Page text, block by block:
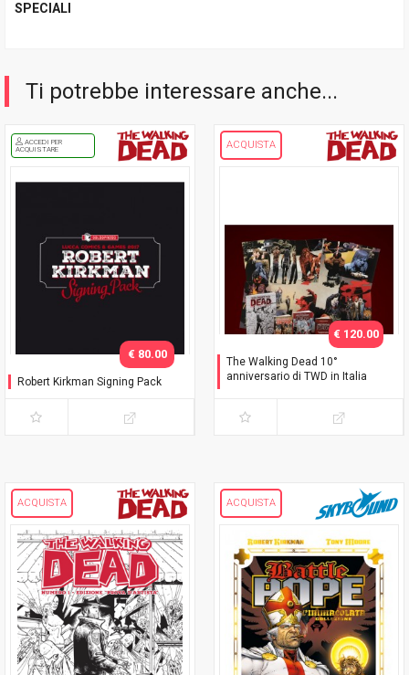
SPECIALI
Ti potrebbe interessare anche...
ACCEDI PER
ACQUISTARE
Robert Kirkman Signing Pack
€ 80.00
ACQUISTA
The Walking Dead 10°
anniversario di TWD in Italia
€ 120.00
ACQUISTA ACQUISTA